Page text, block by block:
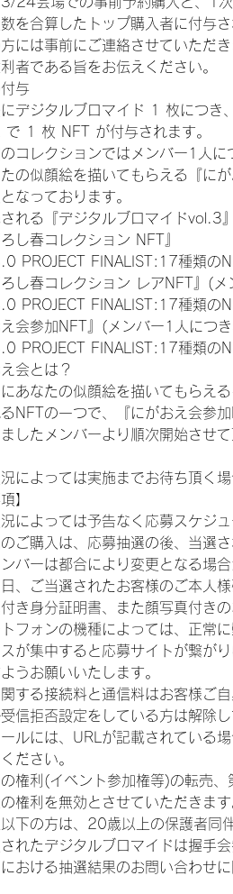
を合算したトップ購入者に付与
には事前にご連絡させていただ
者である旨をお伝えください。
与
デジタルブロマイド 1 枚につき
で 1 枚 NFT が付与されます。
コレクションではメンバー1人
の似顔絵を描いてもらえる『に
なっております。
れる『デジタルブロマイドvol.3
ろし春コレクション NFT』
PROJECT FINALIST:17種類の
ろし春コレクション レアNFT』(
PROJECT FINALIST:17種類の
え会参加NFT』(メンバー1人につ
PROJECT FINALIST:17種類の
会とは？
にあなたの似顔絵を描いてもらえ
NFTの一つで、『にがおえ会参
したメンバーより順次開始させ
によっては実施までお待ち頂く
】
によっては予告なく応募スケジ
ご購入は、応募抽選の後、当選さ
バーは都合により変更となる場
、ご当選されたお客様のご本人
き身分証明書、また顔写真付き
フォンの機種によっては、正常
が集中すると応募サイトが繋が
うお願いいたします。
する接続料と通信料はお客様ご自
信拒否設定をしている方は解除し
ルには、URLが記載されている
ださい。
権利(イベント参加権等)の転売
権利を無効とさせていただきます
下の方は、20歳以上の保護者同
れたデジタルブロマイドは握手
おける抽選結果のお問い合わせ